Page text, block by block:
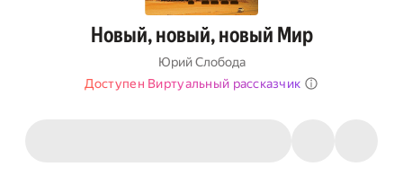
Новый, новый, новый Мир
Юрий Слобода
Доступен Виртуальный рассказчик